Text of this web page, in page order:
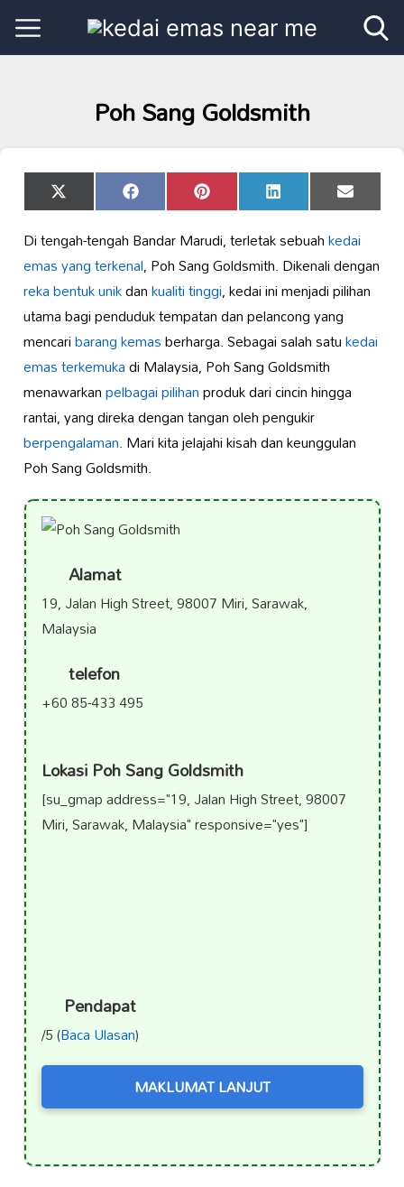
Poh Sang Goldsmith
Share
on
X
(Twitter)
Share
on
Facebook Share
on
Pinterest Share
on
LinkedIn Share
on
Email
Di tengah-tengah Bandar Marudi, terletak sebuahkedai
emas yang terkenal, Poh Sang Goldsmith. Dikenali dengan
reka bentuk unikdankualiti tinggi, kedai ini menjadi pilihan
utama bagi penduduk tempatan dan pelancong yang
mencaribarang kemasberharga. Sebagai salah satukedai
emas terkemukadi Malaysia, Poh Sang Goldsmith
menawarkanpelbagai pilihanproduk dari cincin hingga
rantai, yang direka dengan tangan oleh pengukir
berpengalaman. Mari kita jelajahi kisah dan keunggulan
Poh Sang Goldsmith.
Alamat
19, Jalan High Street, 98007 Miri, Sarawak,
Malaysia
telefon
+60 85-433 495
Lokasi Poh Sang Goldsmith
[su_gmap address="19, Jalan High Street, 98007
Miri, Sarawak, Malaysia" responsive="yes"]
Pendapat
/5 (Baca Ulasan)
MAKLUMAT LANJUT